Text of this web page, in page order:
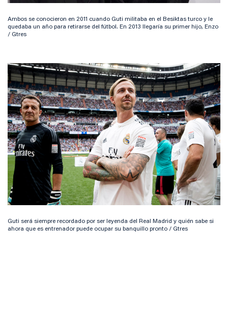
Ambos se conocieron en 2011 cuando Guti militaba en el Besiktas turco y le
quedaba un año para retirarse del fútbol. En 2013 llegaría su primer hijo, Enzo
/ Gtres
Guti será siempre recordado por ser leyenda del Real Madrid y quién sabe si
ahora que es entrenador puede ocupar su banquillo pronto / Gtres